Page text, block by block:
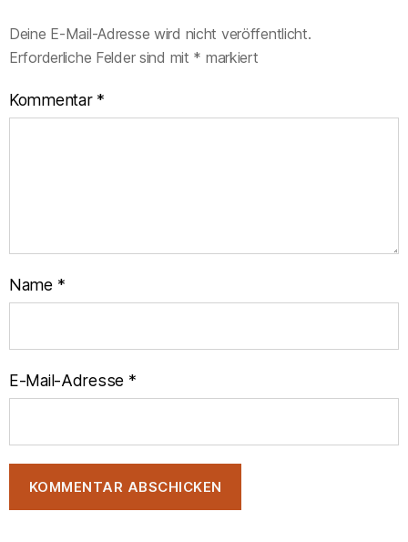
Deine E-Mail-Adresse wird nicht veröffentlicht.
Erforderliche Felder sind mit * markiert
Kommentar *
Name *
E-Mail-Adresse *